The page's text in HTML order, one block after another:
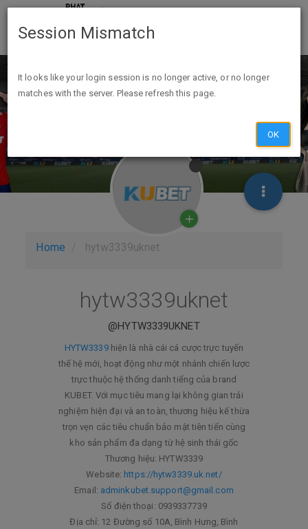
Home hytw3339uknet
hytw3339uknet
@HYTW3339UKNET
HYTW3339hiện là nhà cái cá cược trực tuyến
thế hệ mới, hoạt động như một nhánh chiến lược
trực thuộc hệ thống danh tiếng của brand
KUBET. Với mục tiêu mang lại không gian trải
nghiệm hiện đại và an toàn, thương hiệu kế thừa
trọn vẹn các tiêu chuẩn bảo mật tiên tiến cùng
kho sản phẩm đa dạng từ hệ sinh thái gốc
Thương hiệu: HYTW3339
Website: https://hytw3339.uk.net/
Email: adminkubet.support@gmail.com
Số điện thoại: 0939337739
Địa chỉ: 12 Đường số 10A, Bình Hưng, Bình
Session Mismatch
It looks like your login session is no longer active, or no longer
matches with the server. Please refresh this page.
OK